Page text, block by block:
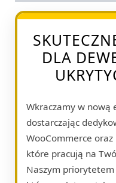
DLA
Wkraczamy w nową
dostarczając
WooCommerce
które pracują na
Naszym